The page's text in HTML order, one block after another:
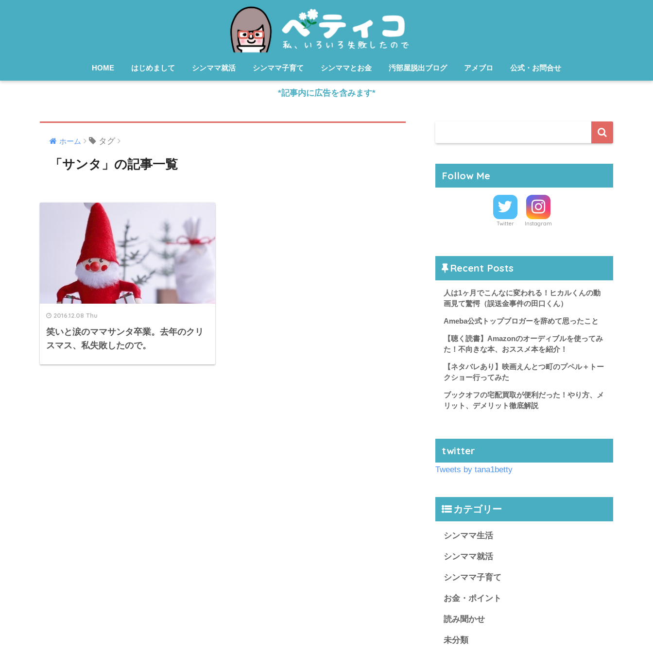
HOME はじめまして シンママ就活 シンママ子育て シンママとお金 汚部屋脱出ブログ アメブロ 公式・お問合せ
*記事内に広告を含みます*
ホーム タグ
「サンタ」の記事一覧
2016.12.08 Thu
笑いと涙のママサンタ卒業。去年のクリ
スマス、私失敗したので。
Follow Me
Twitter Instagram
Recent Posts
人は1ヶ月でこんなに変われる！ヒカルくんの動
画見て驚愕（誤送金事件の田口くん）
Ameba公式トップブロガーを辞めて思ったこと
【聴く読書】Amazonのオーディブルを使ってみ
た！不向きな本、おススメ本を紹介！
【ネタバレあり】映画えんとつ町のプペル＋トー
クショー行ってみた
ブックオフの宅配買取が便利だった！やり方、メ
リット、デメリット徹底解説
twitter
Tweets by tana1betty
カテゴリー
シンママ生活
シンママ就活
シンママ子育て
お金・ポイント
読み聞かせ
未分類